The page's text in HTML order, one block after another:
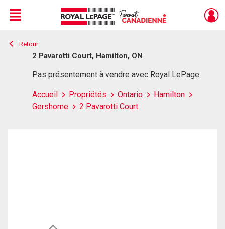
Live
En Direct
Menu
Retour
2 Pavarotti Court, Hamilton, ON
Pas présentement à vendre avec Royal LePage
Accueil Propriétés Ontario
Hamilton
Gershome
2 Pavarotti Court